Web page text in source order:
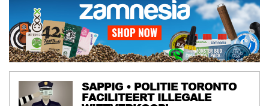
SAPPIG • POLITIE TORONTO
FACILITEERT ILLEGALE